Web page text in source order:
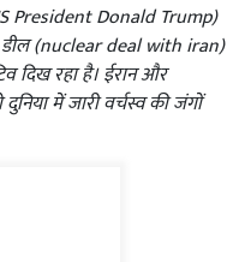
President Donald Trump)
डील (nuclear deal with iran)
दिख रहा है। ईरान और
में जारी वर्चस्व की जंगों